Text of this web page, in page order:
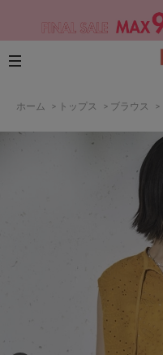
ホーム > トップス > ブラウス >